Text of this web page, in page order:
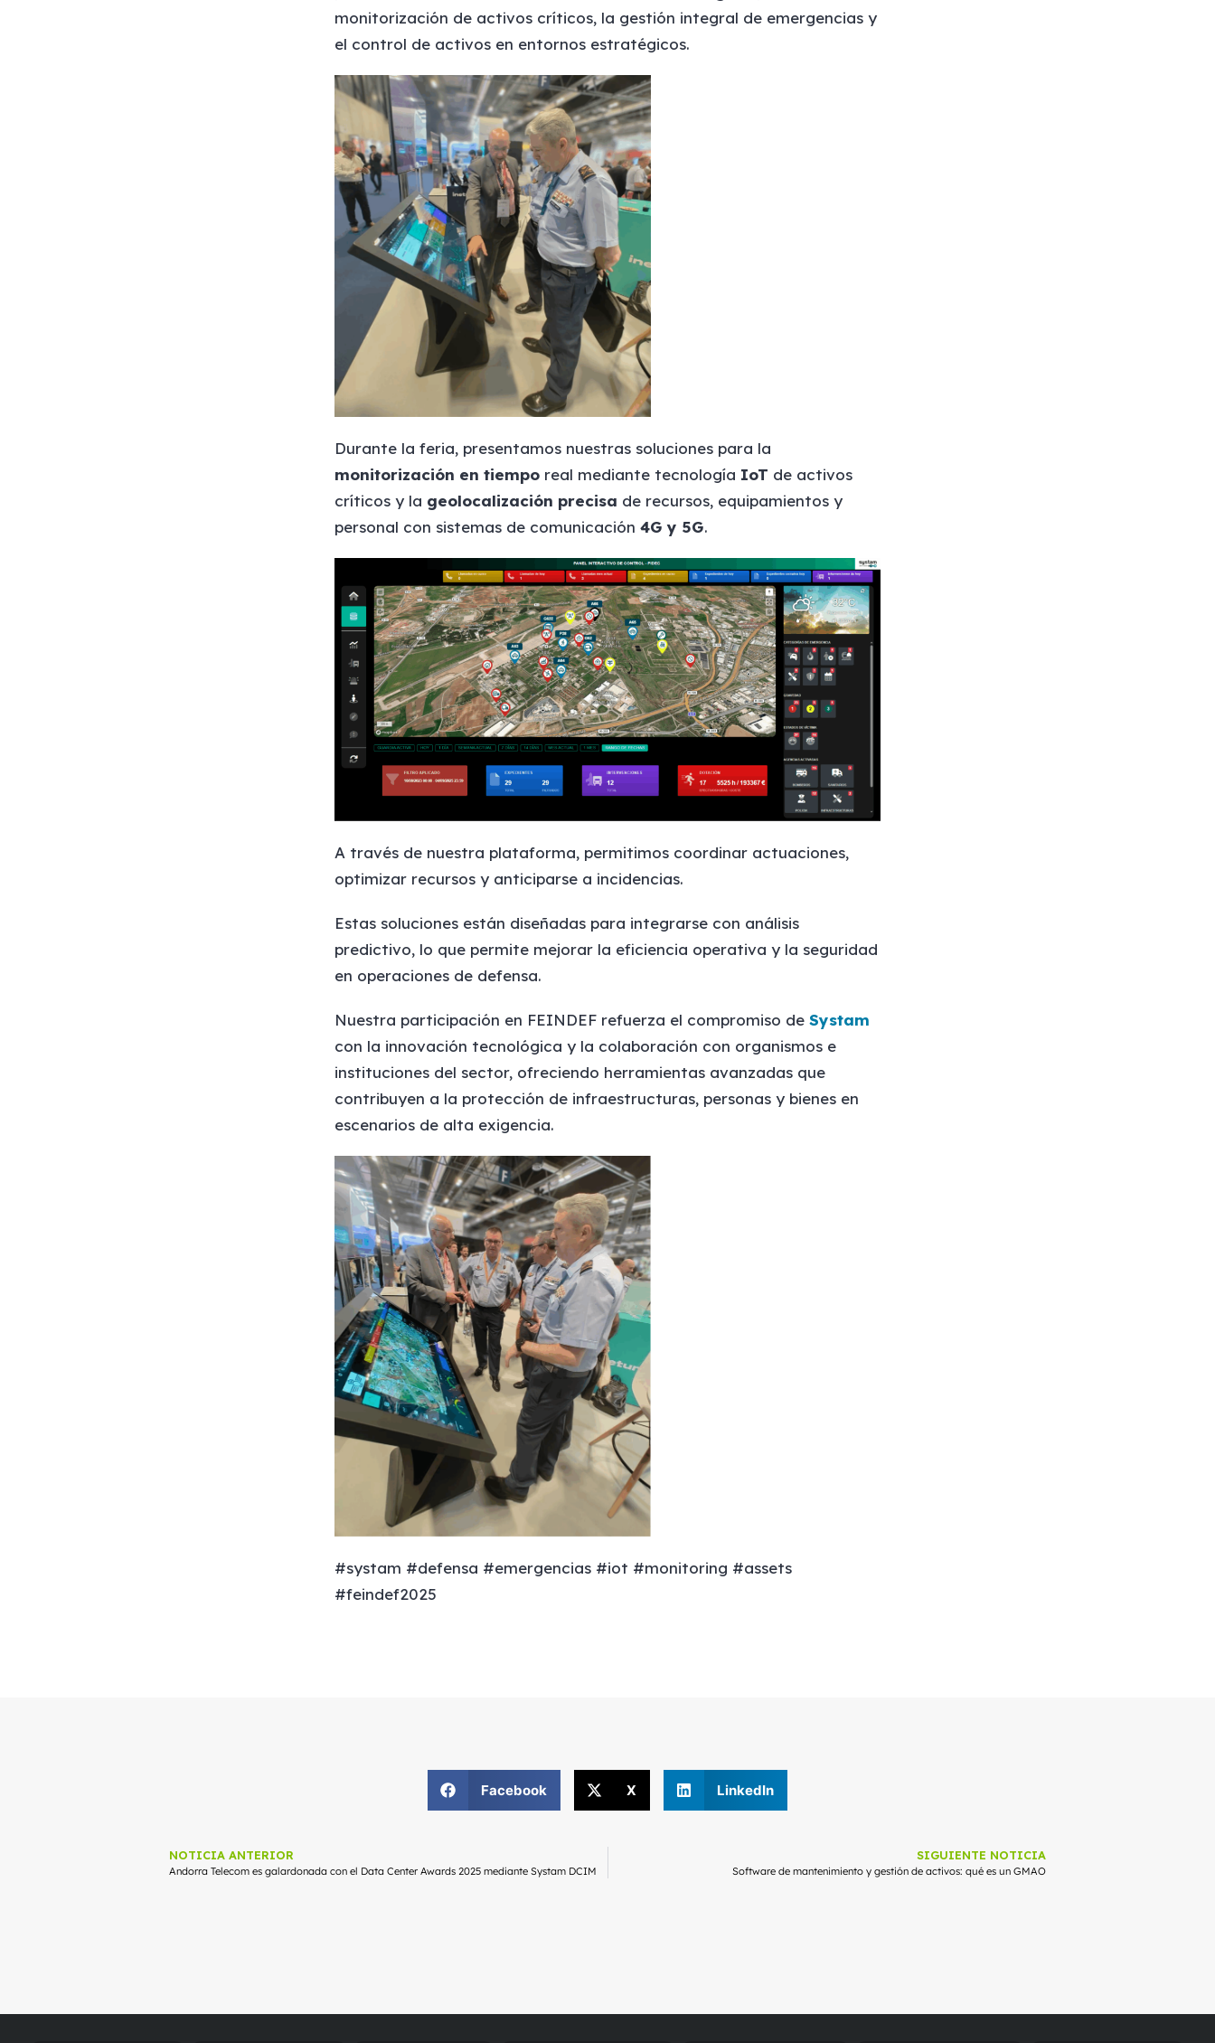
monitorización de activos críticos, la gestión integral de emergencias y
el control de activos en entornos estratégicos.
Durante la feria, presentamos nuestras soluciones para la
monitorización en tiemporeal mediante tecnología IoT de activos
críticos y la geolocalización precisa de recursos, equipamientos y
personal con sistemas de comunicación 4G y 5G.
A través de nuestra plataforma, permitimos coordinar actuaciones,
optimizar recursos y anticiparse a incidencias.
Estas soluciones están diseñadas para integrarse con análisis
predictivo, lo que permite mejorar la eficiencia operativa y la seguridad
en operaciones de defensa.
Nuestra participación en FEINDEF refuerza el compromiso de Systam
con la innovación tecnológica y la colaboración con organismos e
instituciones del sector, ofreciendo herramientas avanzadas que
contribuyen a la protección de infraestructuras, personas y bienes en
escenarios de alta exigencia.
#systam #defensa #emergencias #iot #monitoring #assets
#feindef2025
Facebook X LinkedIn
NOTICIA ANTERIOR
Andorra Telecom es galardonada con el Data Center Awards 2025 mediante Systam DCIM
SIGUIENTE NOTICIA
Software de mantenimiento y gestión de activos: qué es un GMAO